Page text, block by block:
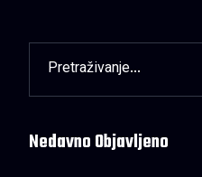
Nedavno Objavljeno